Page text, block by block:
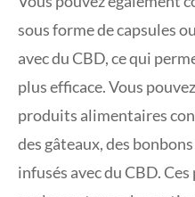
sous forme de capsules
avec du CBD, ce qui
plus efficace. Vous
produits alimentaires
des gâteaux, des
infusés avec du CBD.